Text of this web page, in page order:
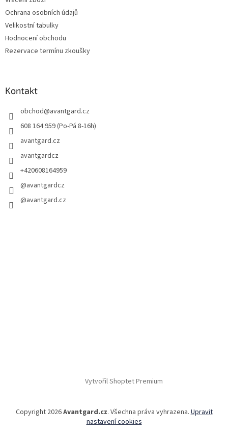
Ochrana osobních údajů
Velikostní tabulky
Hodnocení obchodu
Rezervace termínu zkoušky
Kontakt
obchod@avantgard.cz
608 164 959 (Po-Pá 8-16h)
avantgard.cz
avantgardcz
+420608164959
@avantgardcz
@avantgard.cz
Vytvořil Shoptet Premium
Copyright 2026Avantgard.cz. Všechna práva vyhrazena. Upravit
nastavení cookies